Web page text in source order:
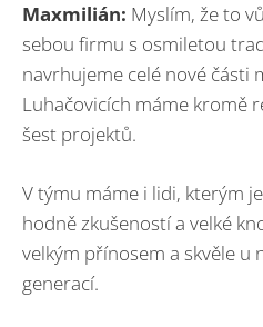
Maxmilián: Myslím, že to
sebou firmu s osmiletou
navrhujeme celé nové části
Luhačovicích máme kromě
šest projektů.
V týmu máme i lidi, kterým
hodně zkušeností a velké
velkým přínosem a skvěle u
generací.